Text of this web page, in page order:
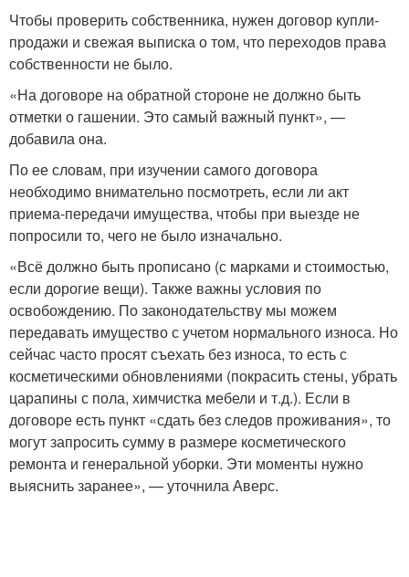
Чтобы проверить собственника, нужен договор купли-
продажи и свежая выписка о том, что переходов права
собственности не было.
«На договоре на обратной стороне не должно быть
отметки о гашении. Это самый важный пункт», —
добавила она.
По ее словам, при изучении самого договора
необходимо внимательно посмотреть, если ли акт
приема-передачи имущества, чтобы при выезде не
попросили то, чего не было изначально.
«Всё должно быть прописано (с марками и стоимостью,
если дорогие вещи). Также важны условия по
освобождению. По законодательству мы можем
передавать имущество с учетом нормального износа. Но
сейчас часто просят съехать без износа, то есть с
косметическими обновлениями (покрасить стены, убрать
царапины с пола, химчистка мебели и т.д.). Если в
договоре есть пункт «сдать без следов проживания», то
могут запросить сумму в размере косметического
ремонта и генеральной уборки. Эти моменты нужно
выяснить заранее», — уточнила Аверс.